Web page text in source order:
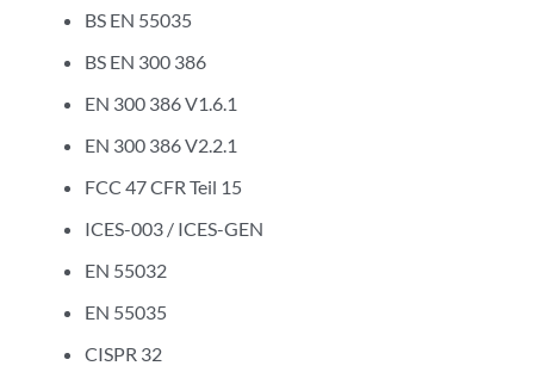
BS EN 55035
BS EN 300 386
EN 300 386 V1.6.1
EN 300 386 V2.2.1
FCC 47 CFR Teil 15
ICES-003 / ICES-GEN
EN 55032
EN 55035
CISPR 32